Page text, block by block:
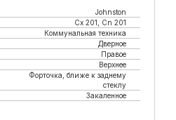
Johnston
Cx 201, Cn 201
Коммунальная техника
Дверное
Правое
Верхнее
Форточка, ближе к заднему
стеклу
Закаленное